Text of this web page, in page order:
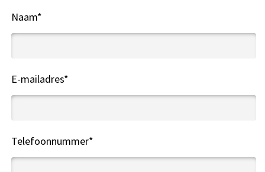
Naam*
E-mailadres*
Telefoonnummer*